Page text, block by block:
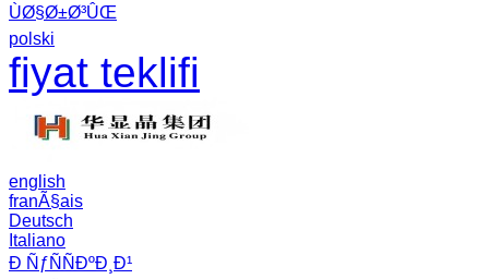
ÙØ§Ø±Ø³ÛŒ
polski
fiyat teklifi
english
franÃ§ais
Deutsch
Italiano
Ð ÑƒÑÑÐºÐ¸Ð¹